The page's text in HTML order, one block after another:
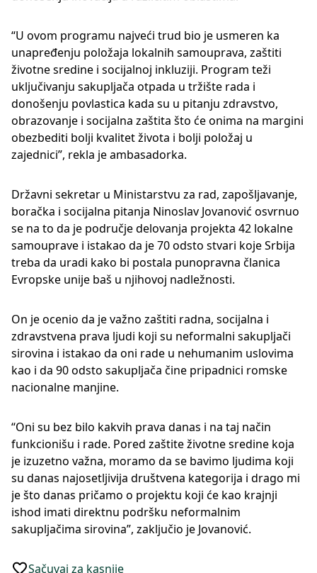
“U ovom programu najveći trud bio je usmeren ka
unapređenju položaja lokalnih samouprava, zaštiti
životne sredine i socijalnoj inkluziji. Program teži
uključivanju sakupljača otpada u tržište rada i
donošenju povlastica kada su u pitanju zdravstvo,
obrazovanje i socijalna zaštita što će onima na margini
obezbediti bolji kvalitet života i bolji položaj u
zajednici”, rekla je ambasadorka.
Državni sekretar u Ministarstvu za rad, zapošljavanje,
boračka i socijalna pitanja Ninoslav Jovanović osvrnuo
se na to da je područje delovanja projekta 42 lokalne
samouprave i istakao da je 70 odsto stvari koje Srbija
treba da uradi kako bi postala punopravna članica
Evropske unije baš u njihovoj nadležnosti.
On je ocenio da je važno zaštiti radna, socijalna i
zdravstvena prava ljudi koji su neformalni sakupljači
sirovina i istakao da oni rade u nehumanim uslovima
kao i da 90 odsto sakupljača čine pripadnici romske
nacionalne manjine.
“Oni su bez bilo kakvih prava danas i na taj način
funkcionišu i rade. Pored zaštite životne sredine koja
je izuzetno važna, moramo da se bavimo ljudima koji
su danas najosetljivija društvena kategorija i drago mi
je što danas pričamo o projektu koji će kao krajnji
ishod imati direktnu podršku neformalnim
sakupljačima sirovina”, zaključio je Jovanović.
Sačuvaj za kasnije